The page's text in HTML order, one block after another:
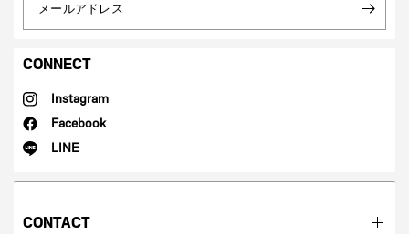
メールアドレス
CONNECT
Instagram
Facebook
LINE
CONTACT